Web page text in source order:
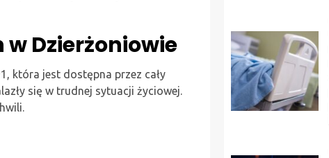
Dzierżoniowie
która jest dostępna przez cały
się w trudnej sytuacji życiowej.